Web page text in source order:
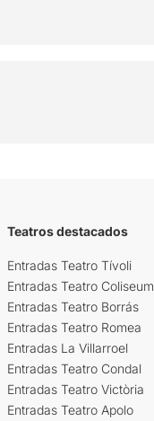
Teatros destacados
Entradas Teatro Tívoli
Entradas Teatro Coliseum
Entradas Teatro Borrás
Entradas Teatro Romea
Entradas La Villarroel
Entradas Teatro Condal
Entradas Teatro Victòria
Entradas Teatro Apolo